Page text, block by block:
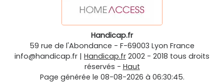
Handicap.fr
59 rue de l'Abondance - F-69003 Lyon France
info@handicap.fr | Handicap.fr 2002 - 2018 tous droits
réservés - Haut
Page générée le 08-08-2026 à 06:30:45.